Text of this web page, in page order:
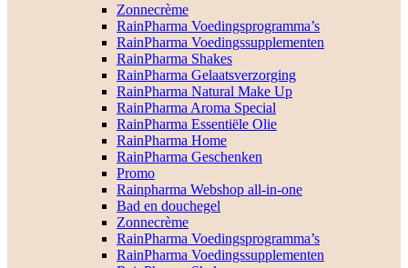
Zonnecrème
RainPharma Voedingsprogramma’s
RainPharma Voedingssupplementen
RainPharma Shakes
RainPharma Gelaatsverzorging
RainPharma Natural Make Up
RainPharma Aroma Special
RainPharma Essentiële Olie
RainPharma Home
RainPharma Geschenken
Promo
Rainpharma Webshop all-in-one
Bad en douchegel
Zonnecrème
RainPharma Voedingsprogramma’s
RainPharma Voedingssupplementen